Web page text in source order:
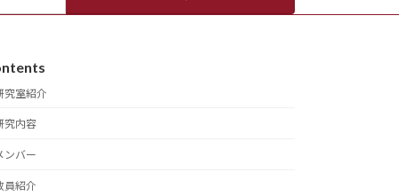
究室紹介
究内容
ンバー
員紹介